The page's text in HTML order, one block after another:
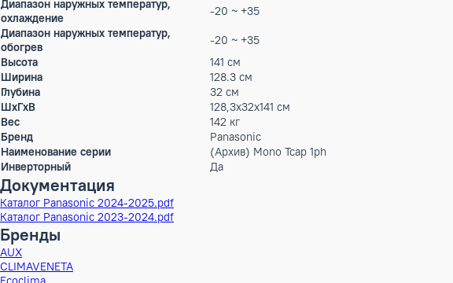
Режим работы
охлаждение, обогрев
Max.уровень шума
Особенности управления (в комплекте) Проводной пульт управления
Особенности управления
(опционально)
Wi-Fi (CZ-TAW1 + CZ-TAW1-CBL);
Ecoi и PACi (CZ-CAPRA1)
Гарантийный срок производителя, год
3
Производительность холод
10 кВт
Производительность тепло
12 кВт
Потребляемая мощность (охлаждение) 3.56 кВт
Потребляемая мощность (обогрев)
2.53 кВт
Параметры электропитания
Тип хладагента
Диапазон наружных температур,
охлаждение
Диапазон наружных температур,
обогрев
Высота